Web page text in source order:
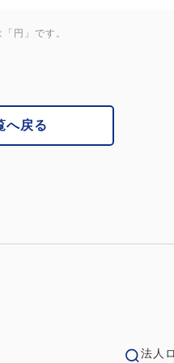
んかい線「国際展示場駅
新交通ゆりかもめ「東京ビ
円」です。
へ戻る
法人